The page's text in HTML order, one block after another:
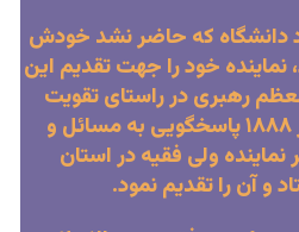
دانشگاه که حاضر نشد خودش
خود را جهت تقدیم این
رهبری در راستای تقویت
جبهه مقاومت به دفتر ۱۸۸۸ پاسخگویی به مسائل و
ولی فقیه در استان
و آن را تقدیم نمود.